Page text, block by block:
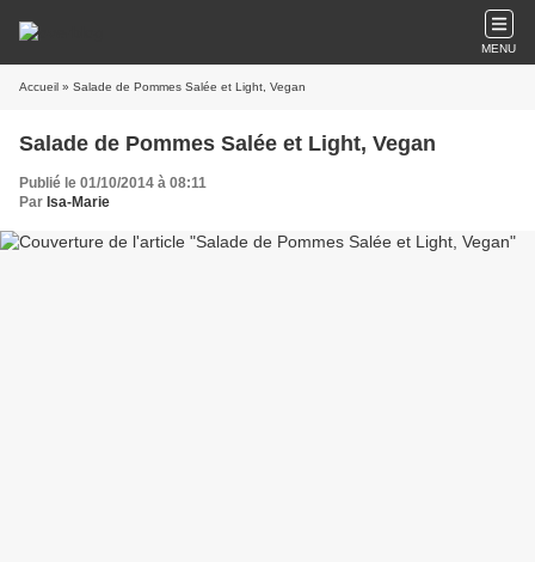
MENU
Accueil » Salade de Pommes Salée et Light, Vegan
Salade de Pommes Salée et Light, Vegan
Publié le 01/10/2014 à 08:11
Par Isa-Marie